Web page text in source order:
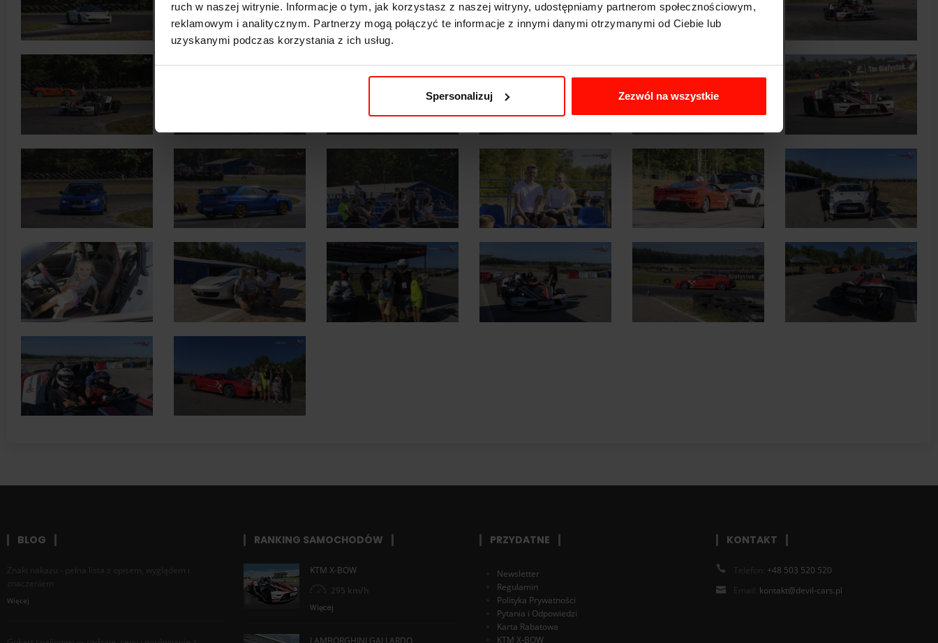
ruch w naszej witrynie. Informacje o tym, jak korzystasz z naszej witryny, udostępniamy partnerom społecznościowym,
reklamowym i analitycznym. Partnerzy mogą połączyć te informacje z innymi danymi otrzymanymi od Ciebie lub
uzyskanymi podczas korzystania z ich usług.
Spersonalizuj Zezwól na wszystkie
BLOG
Znaki nakazu - pełna lista z opisem, wyglądem i
znaczeniem
Więcej
RANKING SAMOCHODÓW
KTM X-BOW
295 km/h
Więcej
PRZYDATNE
Newsletter
Regulamin
Polityka Prywatności
Pytania i Odpowiedzi
Karta Rabatowa
KTM X-BOW
KONTAKT
Telefon: +48 503 520 520
Email: kontakt@devil-cars.pl